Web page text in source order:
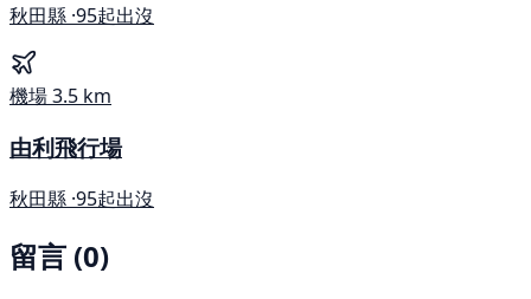
秋田縣 ·95起出沒
機場3.5 km
由利飛行場
秋田縣 ·95起出沒
留言 (0)